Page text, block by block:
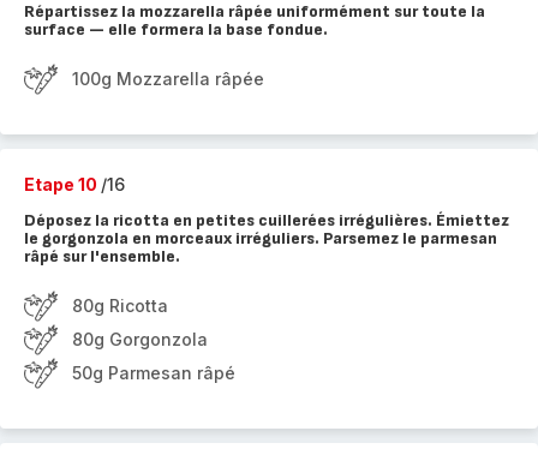
Répartissez la mozzarella râpée uniformément sur toute la
surface — elle formera la base fondue.
100g Mozzarella râpée
Etape 10 /16
Déposez la ricotta en petites cuillerées irrégulières. Émiettez
le gorgonzola en morceaux irréguliers. Parsemez le parmesan
râpé sur l'ensemble.
80g Ricotta
80g Gorgonzola
50g Parmesan râpé